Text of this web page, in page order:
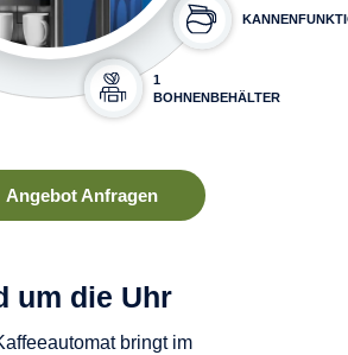
1
BOHNENBEHÄLTER
Angebot Anfragen
um die Uhr
bringt im